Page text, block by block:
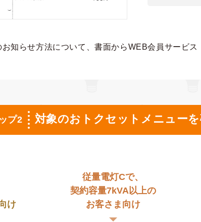
知らせ方法について、書面からWEB会員サービス
プ2 対象のおトクセットメニュー
け
従量電灯Cで、
契約容量7kVA以上の
お客さま向け